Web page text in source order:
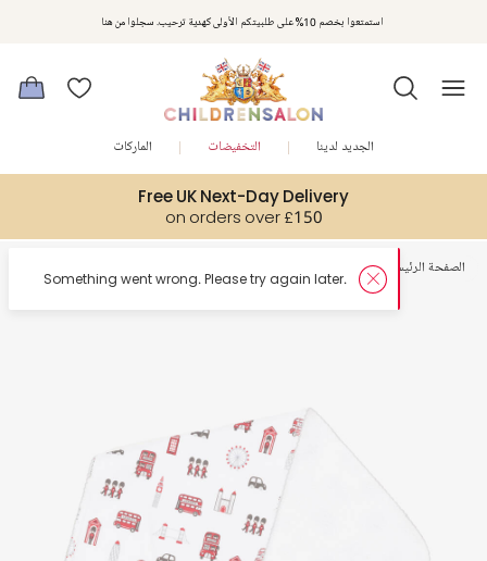
استمتعوا بخصم 10% على طلبيتكم الأولى كهدية ترحيب. سجلوا من هنا
Free UK Next-Day Delivery
on orders over £150
الجديد لدينا التخفيضات الماركات
الصفحة الرئيسية